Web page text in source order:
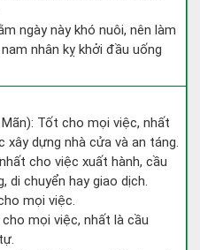
ngày này khó nuôi, nên làm
nhân kỵ khởi đầu uống
Tốt cho mọi việc, nhất
xây dựng nhà cửa và an táng.
cho việc xuất hành, cầu
di chuyển hay giao dịch.
mọi việc.
mọi việc, nhất là cầu